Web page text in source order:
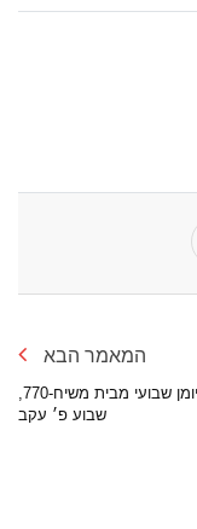
המאמר הבא
יומן שבועי מבית משיח-770,
שבוע פ׳ עקב